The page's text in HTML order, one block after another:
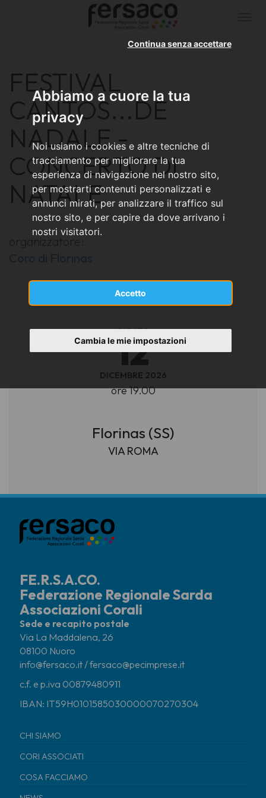
Abbiamo a cuore la tua
privacy
Noi usiamo i cookies e altre tecniche di
tracciamento per migliorare la tua
esperienza di navigazione nel nostro sito,
per mostrarti contenuti personalizzati e
annunci mirati, per analizzare il traffico sul
nostro sito, e per capire da dove arrivano i
nostri visitatori.
Accetto
Continua senza accettare
Cambia le mie impostazioni
FESTIVAL
CANTOS...DE
NADALE -
CONCERTO DI
NATALE
organizzatore:
Coro di Florinas
SABATO
12
DICEMBRE 2026
ore 19.00
Florinas (SS)
VIA ROMA
FE.R.S.A.CO.
Federazione Regionale Sarda
Associazioni Corali
Sede e recapito postale
Via La Maddalena, 26
08100 Nuoro
info@fersaco.it / fersaco@pecimprese.it
c.f. e p.iva 00879480911
IBAN: IT59H0101585030000070270304
CHI SIAMO
CORI ASSOCIATI
COSA FACCIAMO